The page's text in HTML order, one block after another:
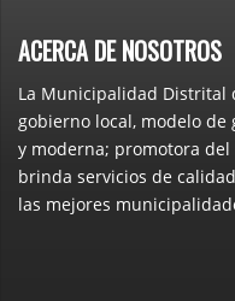
ACERCA DE NOSOTROS
La Municipalidad Distrital
gobierno local, modelo
y moderna; promotora
brinda servicios de
las mejores